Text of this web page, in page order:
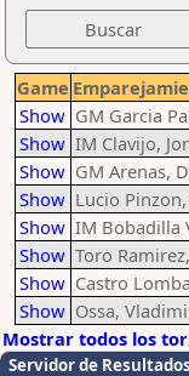
Game
Show GM Garcia
Show IM Clavijo,
Show GM Arenas,
Show Lucio
Show IM Bobadilla
Show Toro
Show Castro
Show Ossa,
Mostrar todos los
Servidor de